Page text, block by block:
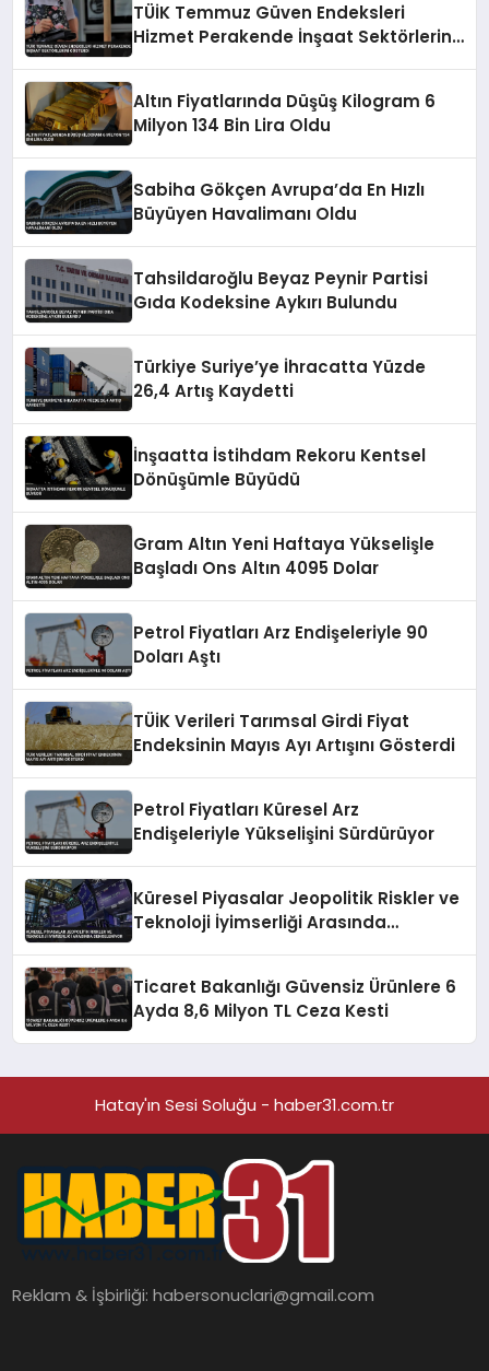
TÜİK Temmuz Güven Endeksleri
Hizmet Perakende İnşaat Sektörlerini
Altın Fiyatlarında Düşüş Kilogram 6
Milyon 134 Bin Lira Oldu
Sabiha Gökçen Avrupa’da En Hızlı
Büyüyen Havalimanı Oldu
Tahsildaroğlu Beyaz Peynir Partisi
Gıda Kodeksine Aykırı Bulundu
Türkiye Suriye’ye İhracatta Yüzde
26,4 Artış Kaydetti
İnşaatta İstihdam Rekoru Kentsel
Dönüşümle Büyüdü
Gram Altın Yeni Haftaya Yükselişle
Başladı Ons Altın 4095 Dolar
Petrol Fiyatları Arz Endişeleriyle 90
Doları Aştı
TÜİK Verileri Tarımsal Girdi Fiyat
Endeksinin Mayıs Ayı Artışını Gösterdi
Petrol Fiyatları Küresel Arz
Endişeleriyle Yükselişini Sürdürüyor
Küresel Piyasalar Jeopolitik Riskler ve
Teknoloji İyimserliği Arasında
Ticaret Bakanlığı Güvensiz Ürünlere 6
Ayda 8,6 Milyon TL Ceza Kesti
Hatay'ın Sesi Soluğu - haber31.com.tr
Reklam & İşbirliği:habersonuclari@gmail.com